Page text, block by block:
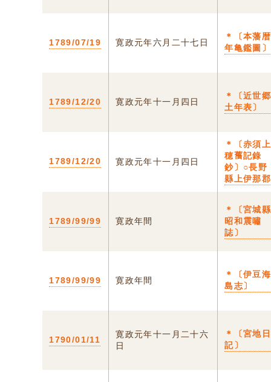
1789/07/19 寛政元年六月二十七日
＊〔本藩暦
年亀鑑圖〕
1789/12/20 寛政元年十一月四日
＊〔近世郷
土年表〕
1789/12/20 寛政元年十一月四日
＊〔赤須上
穂𦾔記錄
鈔〕○長野
縣上伊那郡
1789/99/99 寛政年間
＊〔宮城縣
昭和震嘯
誌〕
1789/99/99 寛政年間
＊〔伊豆海
島志〕
1790/01/11
寛政元年十一月二十六
日
＊〔宮地日
記〕